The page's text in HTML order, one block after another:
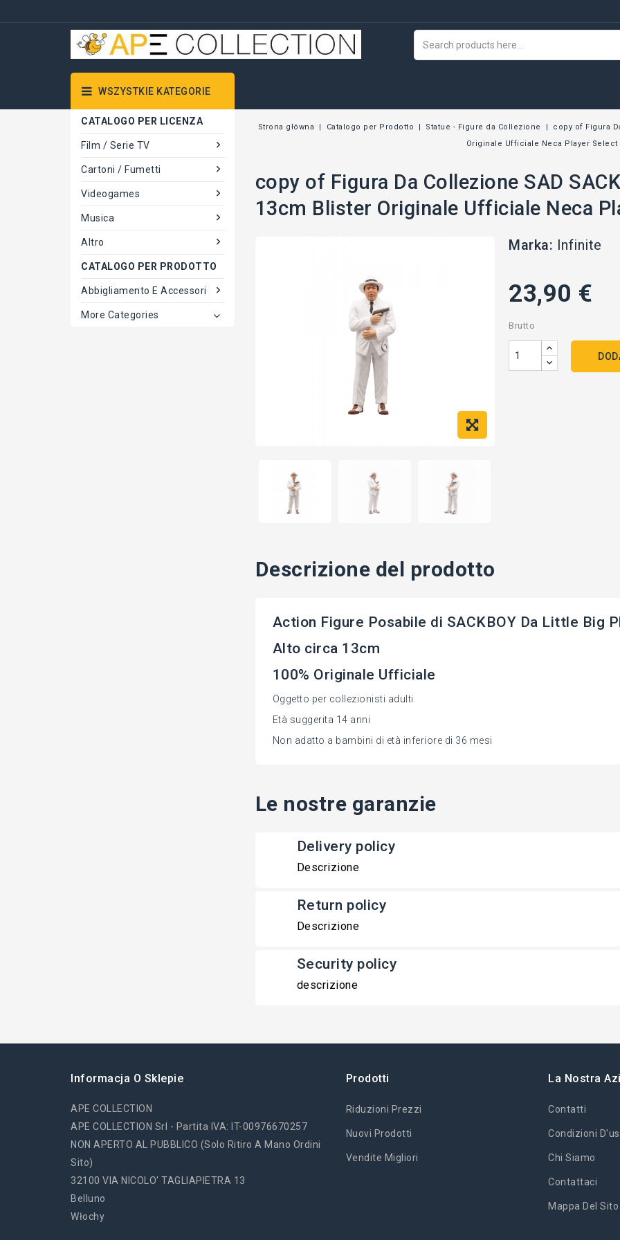
WSZYSTKIE KATEGORIE
CATALOGO PER LICENZA
Film / Serie TV
Cartoni / Fumetti
Videogames
Musica
Altro
CATALOGO PER PRODOTTO
Abbigliamento E Accessori
More Categories
Strona główna Catalogo per Prodotto Statue - Figure da Collezione
copy of Figura
Originale Ufficiale Neca Player Select
copy of Figura Da Collezione SAD
13cm Blister Originale Ufficiale Neca
Marka: Infinite
23,90 €
Brutto
Descrizione del prodotto
Action Figure Posabile di SACKBOY Da Little Big
Alto circa 13cm
100% Originale Ufficiale
Oggetto per collezionisti adulti
Età suggerita 14 anni
Non adatto a bambini di età inferiore di 36 mesi
Le nostre garanzie
Delivery policy
Descrizione
Return policy
Descrizione
Security policy
descrizione
Informacja O Sklepie
APE COLLECTION
APE COLLECTION Srl - Partita IVA: IT-00976670257
NON APERTO AL PUBBLICO (solo Ritiro A Mano Ordini
Sito)
32100 VIA NICOLO' TAGLIAPIETRA 13
Belluno
Włochy
Prodotti
Riduzioni Prezzi
Nuovi Prodotti
Vendite Migliori
La Nostra
Contatti
Condizioni
Chi Siamo
Contattaci
Mappa Del Sito